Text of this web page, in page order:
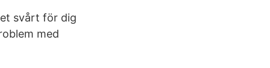
svårt för dig
med